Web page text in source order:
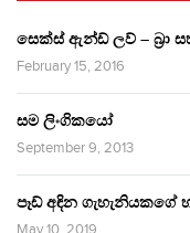
සෙක්ස් ඇන්ඩ් ලව් – බ්‍රා
February 15, 2016
සම ලිංගිකයෝ
September 9, 2013
පෑඩ් අඳින ගැහැනියකගේ